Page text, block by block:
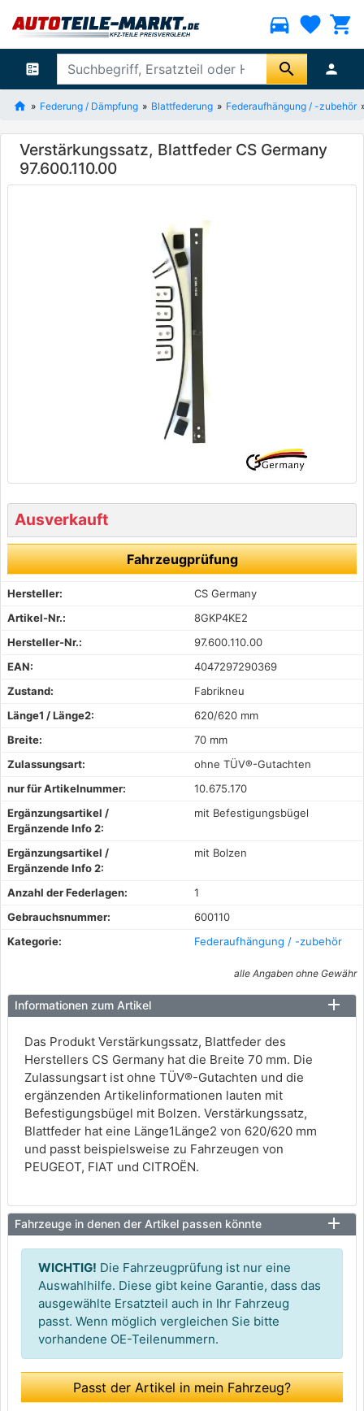
directions_car favorite shopping_cart
ballot search person
Federung / Dämpfung Blattfederung Federaufhängung / -zubehör
Verstärkungssatz, Blattfeder CS Germany
97.600.110.00
Ausverkauft
Fahrzeugprüfung
Hersteller:
CS Germany
Artikel-Nr.:
8GKP4KE2
Hersteller-Nr.:
97.600.110.00
EAN:
4047297290369
Zustand:
Fabrikneu
Länge1 / Länge2:
620/620 mm
Breite:
70 mm
Zulassungsart:
ohne TÜV®-Gutachten
nur für Artikelnummer:
10.675.170
Ergänzungsartikel /
Ergänzende Info 2:
mit Befestigungsbügel
Ergänzungsartikel /
Ergänzende Info 2:
mit Bolzen
Anzahl der Federlagen:
1
Gebrauchsnummer:
600110
Kategorie:
Federaufhängung / -zubehör
alle Angaben ohne Gewähr
Informationen zum Artikel
Das Produkt Verstärkungssatz, Blattfeder des
Herstellers CS Germany hat die Breite 70 mm. Die
Zulassungsart ist ohne TÜV®-Gutachten und die
ergänzenden Artikelinformationen lauten mit
Befestigungsbügel mit Bolzen. Verstärkungssatz,
Blattfeder hat eine Länge1Länge2 von 620/620 mm
und passt beispielsweise zu Fahrzeugen von
PEUGEOT, FIAT und CITROËN.
Fahrzeuge in denen der Artikel passen könnte
WICHTIG! Die Fahrzeugprüfung ist nur eine
Auswahlhilfe. Diese gibt keine Garantie, dass das
ausgewählte Ersatzteil auch in Ihr Fahrzeug
passt. Wenn möglich vergleichen Sie bitte
vorhandene OE-Teilenummern.
Passt der Artikel in mein Fahrzeug?